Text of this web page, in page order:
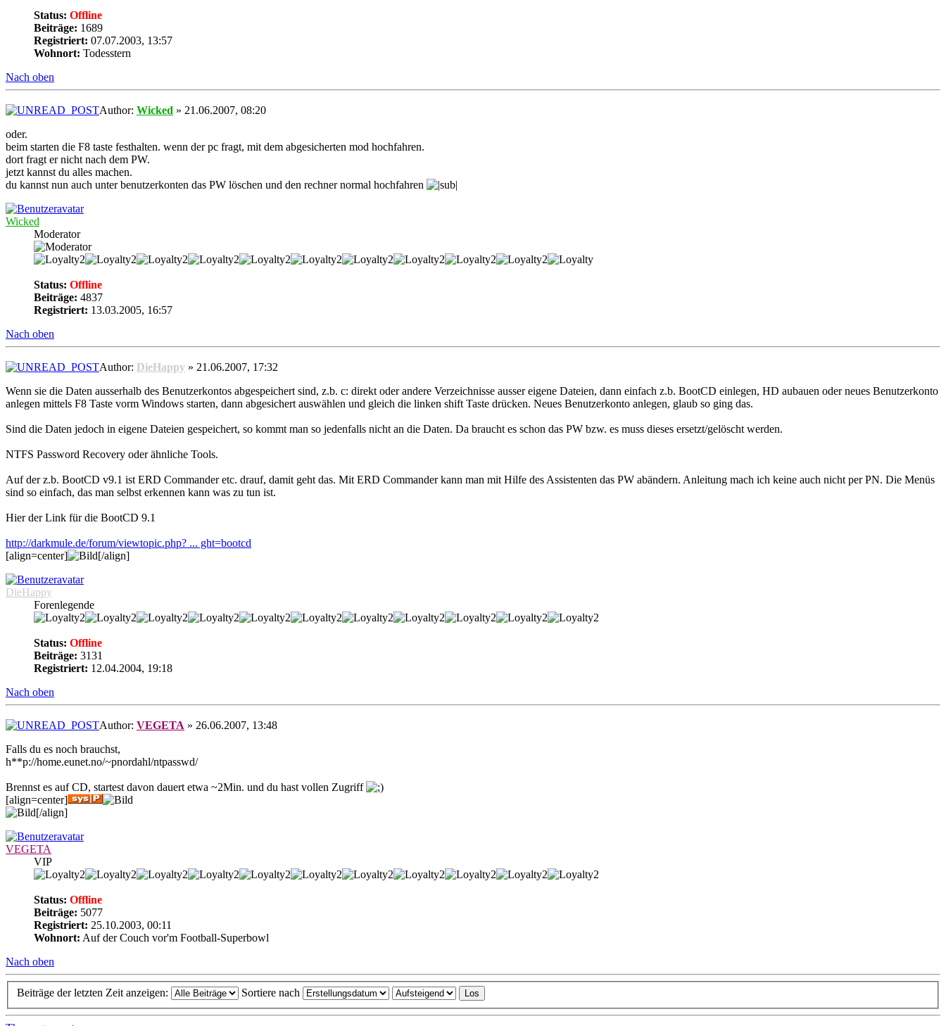
Status: Offline
Beiträge: 1689
Registriert: 07.07.2003, 13:57
Wohnort: Todesstern
Nach oben
Author: Wicked » 21.06.2007, 08:20
oder.
beim starten die F8 taste festhalten. wenn der pc fragt, mit dem abgesicherten mod hochfahren.
dort fragt er nicht nach dem PW.
jetzt kannst du alles machen.
du kannst nun auch unter benutzerkonten das PW löschen und den rechner normal hochfahren
Wicked
Moderator
Status: Offline
Beiträge: 4837
Registriert: 13.03.2005, 16:57
Nach oben
Author: DieHappy » 21.06.2007, 17:32
Wenn sie die Daten ausserhalb des Benutzerkontos abgespeichert sind, z.b. c: direkt oder andere Verzeichnisse ausser eigene Dateien, dann einfach z.b. BootCD einlegen, HD aubauen oder neues Benutzerkonto
anlegen mittels F8 Taste vorm Windows starten, dann abgesichert auswählen und gleich die linken shift Taste drücken. Neues Benutzerkonto anlegen, glaub so ging das.
Sind die Daten jedoch in eigene Dateien gespeichert, so kommt man so jedenfalls nicht an die Daten. Da braucht es schon das PW bzw. es muss dieses ersetzt/gelöscht werden.
NTFS Password Recovery oder ähnliche Tools.
Auf der z.b. BootCD v9.1 ist ERD Commander etc. drauf, damit geht das. Mit ERD Commander kann man mit Hilfe des Assistenten das PW abändern. Anleitung mach ich keine auch nicht per PN. Die Menüs
sind so einfach, das man selbst erkennen kann was zu tun ist.
Hier der Link für die BootCD 9.1
http://darkmule.de/forum/viewtopic.php? ... ght=bootcd
[align=center]
[/align]
DieHappy
Forenlegende
Status: Offline
Beiträge: 3131
Registriert: 12.04.2004, 19:18
Nach oben
Author: VEGETA » 26.06.2007, 13:48
Falls du es noch brauchst,
h**p://home.eunet.no/~pnordahl/ntpasswd/
Brennst es auf CD, startest davon dauert etwa ~2Min. und du hast vollen Zugriff
[align=center]
[/align]
VEGETA
VIP
Status: Offline
Beiträge: 5077
Registriert: 25.10.2003, 00:11
Wohnort: Auf der Couch vor'm Football-Superbowl
Nach oben
Beiträge der letzten Zeit anzeigen: Sortiere nach